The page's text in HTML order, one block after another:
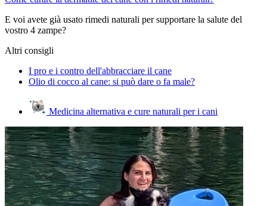
E voi avete già usato rimedi naturali per supportare la salute del
vostro 4 zampe?
Altri consigli
I pro e i contro dell'abbracciare il cane
Olio di cocco al cane: si può dare o fa male?
Medicina alternativa e cure naturali per i cani